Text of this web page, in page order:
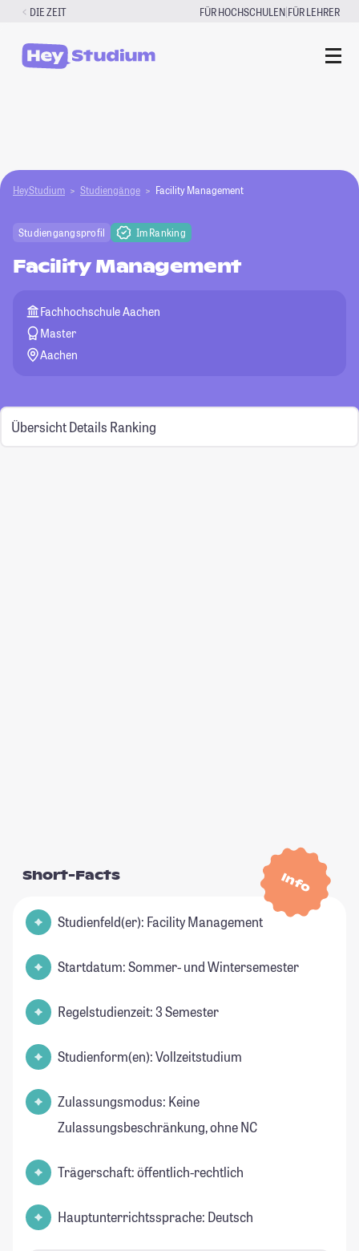
Zum
springen
DIE ZEIT FÜR HOCHSCHULEN|FÜR LEHRER
HeyStudium Studiengänge Facility Management
Studiengangsprofil Im Ranking
Facility Management
Fachhochschule Aachen
Master
Aachen
Übersicht Details Ranking
Info
Short-Facts
Studienfeld(er): Facility Management
Startdatum: Sommer- und Wintersemester
Regelstudienzeit: 3 Semester
Studienform(en): Vollzeitstudium
Zulassungsmodus: Keine
Zulassungsbeschränkung, ohne NC
Trägerschaft: öffentlich-rechtlich
Hauptunterrichtssprache: Deutsch